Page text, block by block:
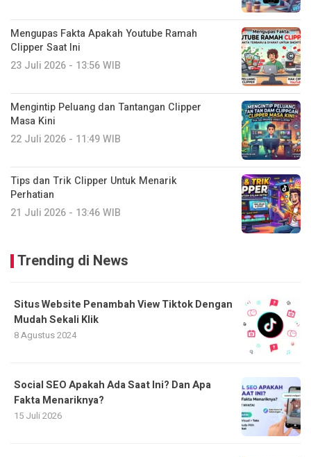
Mengupas Fakta Apakah Youtube Ramah
Clipper Saat Ini
23 Juli 2026 - 13:56 WIB
Mengintip Peluang dan Tantangan Clipper
Masa Kini
22 Juli 2026 - 11:49 WIB
Tips dan Trik Clipper Untuk Menarik
Perhatian
21 Juli 2026 - 13:46 WIB
Trending di News
Situs Website Penambah View Tiktok Dengan
Mudah Sekali Klik
8 Agustus 2024
Social SEO Apakah Ada Saat Ini? Dan Apa
Fakta Menariknya?
15 Juli 2026